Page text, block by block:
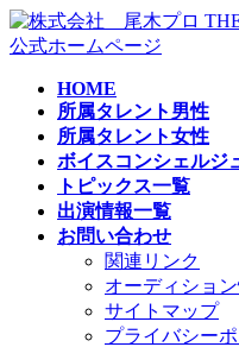
コ
ン
ナ
ビ
HOME
所属タレント男性
所属タレント女性
ボイスコンシェルジ
トピックス一覧
出演情報一覧
お問い合わせ
関連リンク
オーディショ
サイトマップ
プライバシー